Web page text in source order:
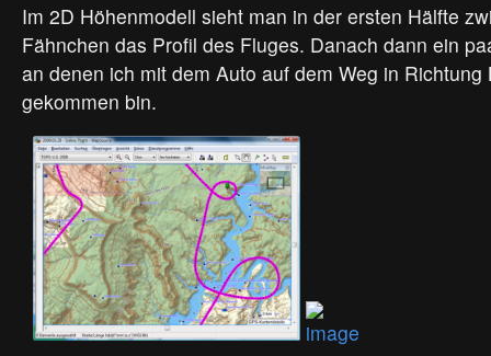
Im 2D Höhenmodell sieht man in der ersten Hälfte
Fähnchen das Profil des Fluges. Danach dann ein
an denen ich mit dem Auto auf dem Weg in Richtung
gekommen bin.